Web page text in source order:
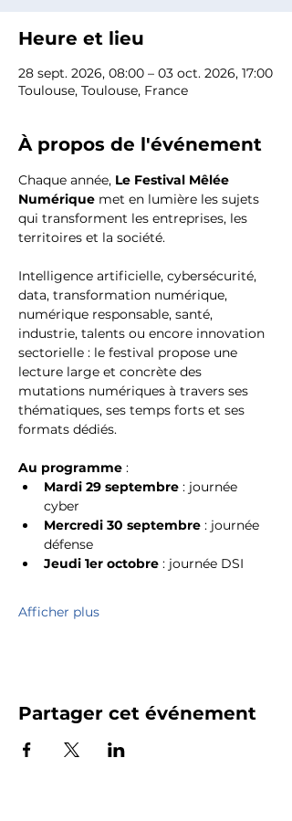
Heure et lieu
28 sept. 2026, 08:00 – 03 oct. 2026, 17:00
Toulouse, Toulouse, France
À propos de l'événement
Chaque année, Le Festival Mêlée
Numérique met en lumière les sujets
qui transforment les entreprises, les
territoires et la société.
Intelligence artificielle, cybersécurité,
data, transformation numérique,
numérique responsable, santé,
industrie, talents ou encore innovation
sectorielle : le festival propose une
lecture large et concrète des
mutations numériques à travers ses
thématiques, ses temps forts et ses
formats dédiés.
Au programme :
Mardi 29 septembre : journée
cyber
Mercredi 30 septembre : journée
défense
Jeudi 1er octobre : journée DSI
Afficher plus
Partager cet événement